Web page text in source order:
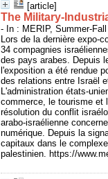
[article]
The Military-
- In : MERIP, Summer-
Lors de la dernière expo-
34 compagnies
des pays arabes. Depuis
l'exposition a été rendue
des relations entre Israël
L'administration états-
commerce, le tourisme et
résolution du conflit
arabo-israélienne
numérique. Depuis la
capitaux dans le
palestinien. https://